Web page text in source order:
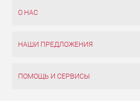
О НАС
НАШИ ПРЕДЛОЖЕНИЯ
ПОМОЩЬ И СЕРВИСЫ